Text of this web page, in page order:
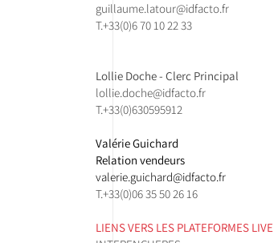
guillaume.latour@idfacto.fr
T.+33(0)6 70 10 22 33
Lollie Doche - Clerc Principal
lollie.doche@idfacto.fr
T.+33(0)630595912
Valérie Guichard
Relation vendeurs
valerie.guichard@idfacto.fr
T.+33(0)06 35 50 26 16
LIENS VERS LES PLATEFORMES LIVE